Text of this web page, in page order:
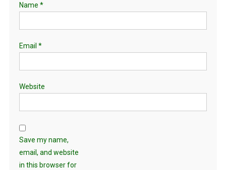
Name *
Email *
Website
Save my name,
email, and website
in this browser for